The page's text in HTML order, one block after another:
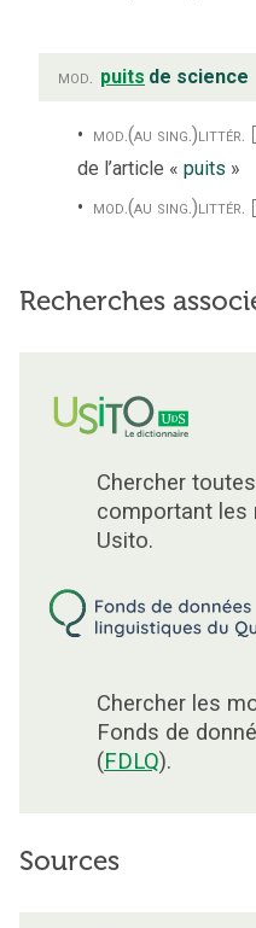
mod. puits de science
mod. (au sing.)littér.
de l’article « puits »
mod.(au sing.)littér.
Recherches
Chercher
comportant les
Usito.
Chercher les
Fonds de
(FDLQ).
Sources